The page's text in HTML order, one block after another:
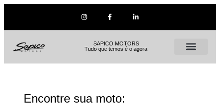
SAPICO MOTORS
Tudo que temos é o agora
Encontre sua moto: